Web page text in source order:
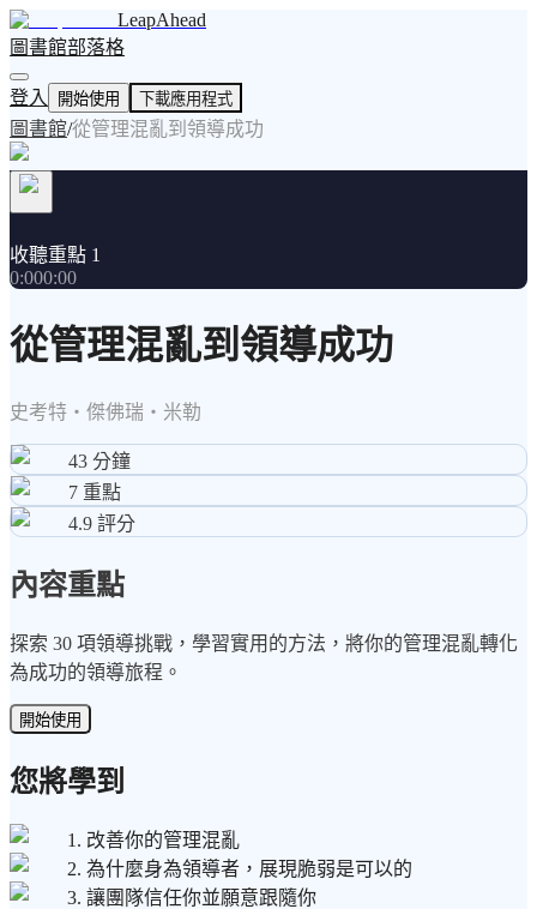
LeapAhead
圖書館部落格
登入 開始使用 下載應用程式
圖書館/從管理混亂到領導成功
收聽重點 1
0:000:00
從管理混亂到領導成功
史考特・傑佛瑞・米勒
43 分鐘
7 重點
4.9 評分
內容重點
探索 30 項領導挑戰，學習實用的方法，將你的管理混亂轉化
為成功的領導旅程。
開始使用
您將學到
1. 改善你的管理混亂
2. 為什麼身為領導者，展現脆弱是可以的
3. 讓團隊信任你並願意跟隨你